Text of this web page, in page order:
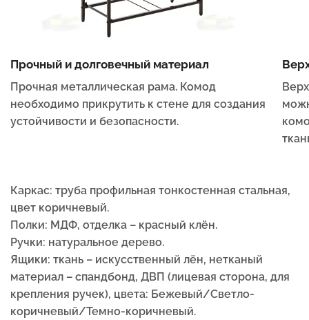
Прочный и долговечный материал
Прочная металлическая рама. Комод
необходимо прикрутить к стене для создания
устойчивости и безопасности.
Каркас: труба профильная тонкостенная стальная,
цвет коричневый.
Полки: МДФ, отделка – красный клён.
Ручки: натуральное дерево.
Ящики: ткань – искусственный лён, нетканый
материал – спандбонд, ДВП (лицевая сторона, для
крепления ручек), цвета: Бежевый/Светло-
коричневый/Темно-коричневый.